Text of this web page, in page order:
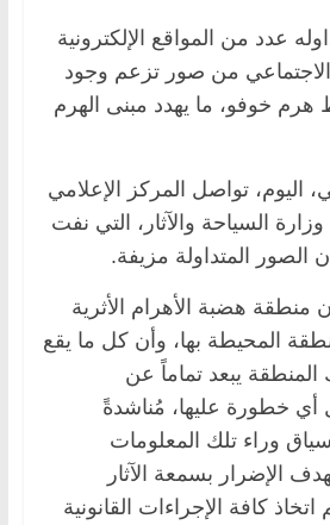
عدد من المواقع الإلكترونية
من صور تزعم وجود
خوفو، ما يهدد مبنى الهرم
تواصل المركز الإعلامي
السياحة والآثار، التي نفت
الصور المتداولة مزيفة.
هضبة الأهرام الأثرية
المحيطة بها، وأن كل ما يقع
يبعد تماماً عن
أي خطورة عليها، مُناشدةً
وراء تلك المعلومات
الإضرار بسمعة الآثار
كافة الإجراءات القانونية